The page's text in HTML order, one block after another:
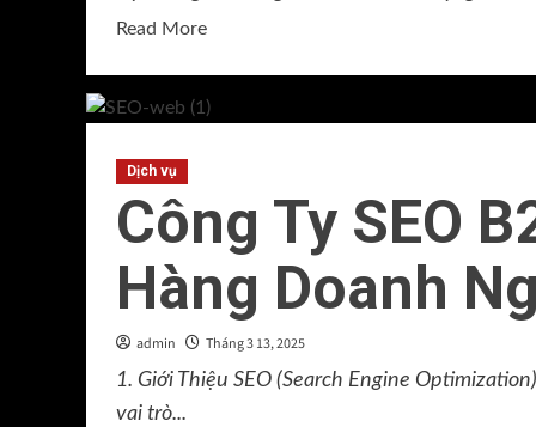
Read MoreRead
Top
Vị
Quảng
Facebook
Chuyên
Nghiệp
Dịch vụ
Công Ty SEO
Hàng Doanh
admin Tháng 3 13, 2025
1. Giới Thiệu SEO (Search Engine
vai trò...